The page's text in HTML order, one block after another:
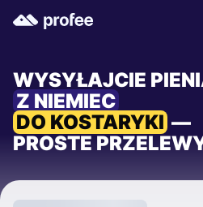
WYSYŁAJCIE
Z NIEMIEC
DO KOSTARYKI —
PROSTE